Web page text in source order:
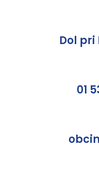
Dol pri
01